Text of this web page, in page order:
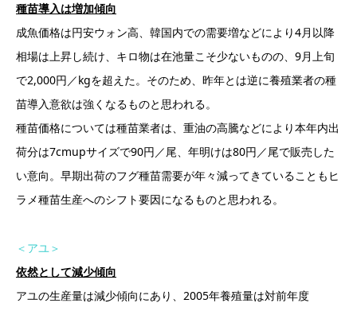
種苗導入は増加傾向
成魚価格は円安ウォン高、韓国内での需要増などにより4月以降
相場は上昇し続け、キロ物は在池量こそ少ないものの、9月上旬
で2,000円／kgを超えた。そのため、昨年とは逆に養殖業者の種
苗導入意欲は強くなるものと思われる。
種苗価格については種苗業者は、重油の高騰などにより本年内出
荷分は7cmupサイズで90円／尾、年明けは80円／尾で販売した
い意向。早期出荷のフグ種苗需要が年々減ってきていることもヒ
ラメ種苗生産へのシフト要因になるものと思われる。
＜アユ＞
依然として減少傾向
アユの生産量は減少傾向にあり、2005年養殖量は対前年度